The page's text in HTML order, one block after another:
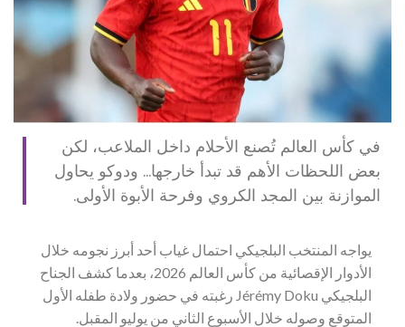
في كأس العالم تُصنع الأحلام داخل الملاعب، لكن
بعض اللحظات الأهم قد تبدأ خارجها… ودوكو يحاول
الموازنة بين المجد الكروي وفرحة الأبوة الأولى.
يواجه المنتخب البلجيكي احتمال غياب أحد أبرز نجومه خلال
الأدوار الإقصائية من كأس العالم 2026، بعدما كشف الجناح
البلجيكي Jérémy Doku رغبته في حضور ولادة طفله الأول
المتوقع وصوله خلال الأسبوع الثاني من يوليو المقبل.